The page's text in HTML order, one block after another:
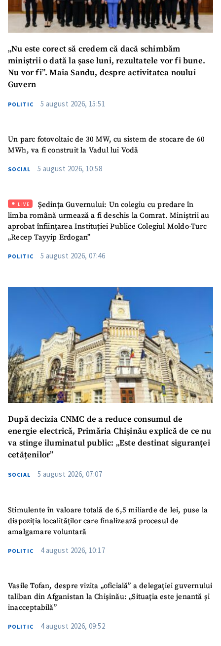
„Nu este corect să credem că dacă schimbăm
miniștrii o dată la șase luni, rezultatele vor fi bune.
Nu vor fi”. Maia Sandu, despre activitatea noului
Guvern
POLITIC 5 august 2026, 15:51
Un parc fotovoltaic de 30 MW, cu sistem de stocare de 60
MWh, va fi construit la Vadul lui Vodă
SOCIAL 5 august 2026, 10:58
LIVE
Ședința Guvernului: Un colegiu cu predare în
limba română urmează a fi deschis la Comrat. Miniștrii au
aprobat înființarea Instituției Publice Colegiul Moldo-Turc
„Recep Tayyip Erdogan”
POLITIC 5 august 2026, 07:46
După decizia CNMC de a reduce consumul de
energie electrică, Primăria Chișinău explică de ce nu
va stinge iluminatul public: „Este destinat siguranței
cetățenilor”
SOCIAL 5 august 2026, 07:07
Stimulente în valoare totală de 6,5 miliarde de lei, puse la
dispoziția localităților care finalizează procesul de
amalgamare voluntară
POLITIC 4 august 2026, 10:17
Vasile Tofan, despre vizita „oficială” a delegației guvernului
taliban din Afganistan la Chișinău: „Situația este jenantă și
inacceptabilă”
POLITIC 4 august 2026, 09:52
Fotografie
+ Încarcă imagine
Link media
+ Link media
Mesajul știrei
+ Mesajul știrei
Sursă anonimă
Nume + Numele meu
Email+ Emailul meu
Telefon
+ Telefon personal
Am citit și sunt de